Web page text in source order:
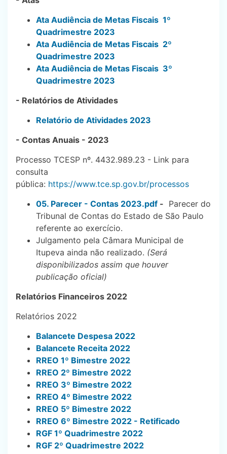
Ata Audiência de Metas Fiscais 1º
Quadrimestre 2023
Ata Audiência de Metas Fiscais 2º
Quadrimestre 2023
Ata Audiência de Metas Fiscais 3º
Quadrimestre 2023
- Relatórios de Atividades
Relatório de Atividades 2023
- Contas Anuais - 2023
Processo TCESP nº. 4432.989.23 - Link para
consulta
pública: https://www.tce.sp.gov.br/processos
05. Parecer - Contas 2023.pdf - Parecer do
Tribunal de Contas do Estado de São Paulo
referente ao exercício.
Julgamento pela Câmara Municipal de
Itupeva ainda não realizado. (Será
disponibilizados assim que houver
publicação oficial)
Relatórios Financeiros 2022
Relatórios 2022
Balancete Despesa 2022
Balancete Receita 2022
RREO 1º Bimestre 2022
RREO 2º Bimestre 2022
RREO 3º Bimestre 2022
RREO 4º Bimestre 2022
RREO 5º Bimestre 2022
RREO 6º Bimestre 2022 - Retificado
RGF 1º Quadrimestre 2022
RGF 2º Quadrimestre 2022